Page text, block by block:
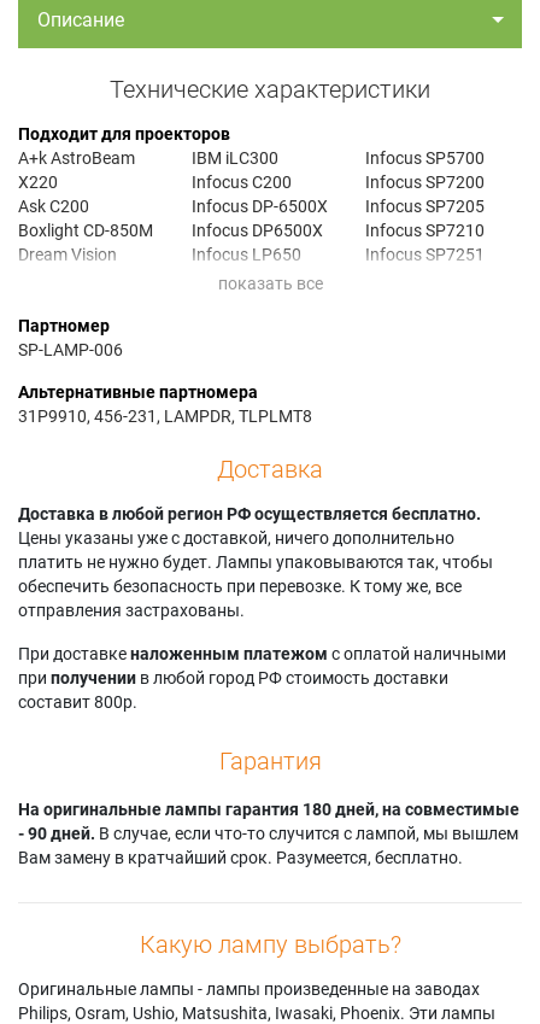
Описание
Технические характеристики
Подходит для проекторов
A+k AstroBeam
X220
Ask C200
Boxlight CD-850M
Dream Vision
DREAMWEAVER 2
Dream Vision
Dream Vision
DREAMWEAVER 3+
Dukane Image Pro
8757
Geha COMPACT 290
IBM iLC300
Infocus C200
Infocus DP-6500X
Infocus DP6500X
Infocus LP650
Infocus LP7200
Infocus ScreenPlay
5700
7200
7205
Infocus ScreenPlay
7210
Infocus SP5700
Infocus SP7200
Infocus SP7205
Infocus SP7210
Infocus SP7251
Toshiba TDP-MT8J
Toshiba TDP-MT8U
Партномер
SP-LAMP-006
Альтернативные партномера
31P9910, 456-231, LAMPDR, TLPLMT8
Доставка
Доставка в любой регион РФ осуществляется бесплатно.
Цены указаны уже с доставкой, ничего дополнительно
платить не нужно будет. Лампы упаковываются так, чтобы
обеспечить безопасность при перевозке. К тому же, все
отправления застрахованы.
При доставкеналоженным платежом с оплатой наличными
при получении в любой город РФ стоимость доставки
составит 800р.
Гарантия
На оригинальные лампы гарантия 180 дней, на совместимые
- 90 дней. В случае, если что-то случится с лампой, мы вышлем
Вам замену в кратчайший срок. Разумеется, бесплатно.
Какую лампу выбрать?
Оригинальные лампы - лампы произведенные на заводах
Philips, Osram, Ushio, Matsushita, Iwasaki, Phoenix. Эти лампы